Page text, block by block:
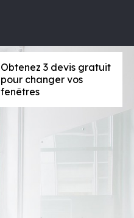
Obtenez 3 devis gratuit
pour changer vos
fenêtres